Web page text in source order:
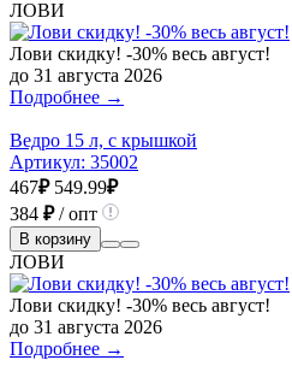
ЛОВИ
Лови скидку! -30% весь август!
до 31 августа 2026
Подробнее →
Ведро 15 л, с крышкой
Артикул: 35002
467₽ 549.99₽
384 ₽/ опт
В корзину
ЛОВИ
Лови скидку! -30% весь август!
до 31 августа 2026
Подробнее →